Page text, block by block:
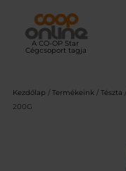
tartalomhoz
Kezdőlap / Termékeink / Tészta /
200G